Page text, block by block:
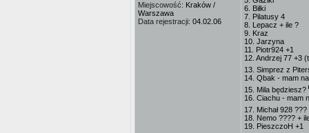
Miejscowość: Kraków /
Warszawa
Data rejestracji: 04.02.06
6. Biłki
7. Pilatusy 4
8. Lepacz + ile ?
9. Kraz
10. Jarzyna
11. Piotr924 +1
12. Andrzej 77 +3
13. Simprez z
14. Qbak - mam
15. Mila będziesz?
16. Ciachu - mam
17. Michał 928
18. Nemo ???? +
19. PieszczoH +1